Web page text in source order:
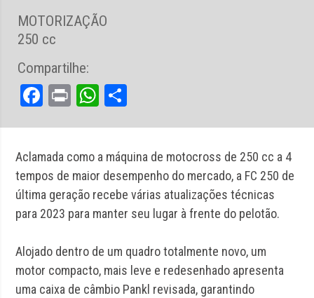
Aclamada como a máquina de motocross de 250 cc a 4
tempos de maior desempenho do mercado, a FC 250 de
última geração recebe várias atualizações técnicas
para 2023 para manter seu lugar à frente do pelotão.
Alojado dentro de um quadro totalmente novo, um
motor compacto, mais leve e redesenhado apresenta
uma caixa de câmbio Pankl revisada, garantindo
MOTORIZAÇÃO
250 cc
Compartilhe:
Facebook
PrintWhatsApp